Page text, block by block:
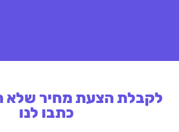
לקבלת הצעת מחיר שלא
כתבו לנו